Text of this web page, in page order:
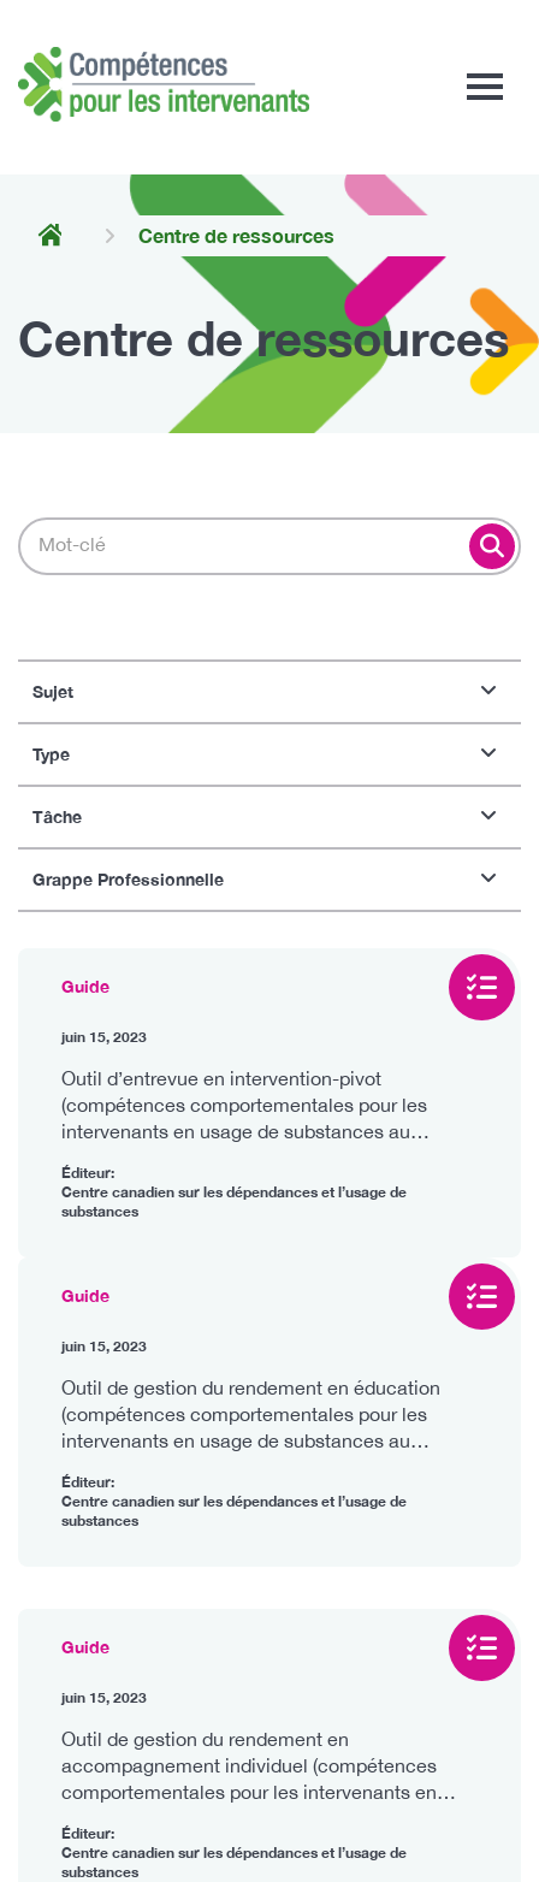
intervenants
Centre de ressources
Centre de ressources
Search
Sujet
Type
Tâche
Grappe Professionnelle
Guide
juin 15, 2023
Outil d’entrevue en intervention-pivot
(compétences comportementales pour les
intervenants en usage de substances au
Éditeur:
Centre canadien sur les dépendances et l’usage de
substances
Guide
juin 15, 2023
Outil de gestion du rendement en éducation
(compétences comportementales pour les
intervenants en usage de substances au
Éditeur:
Centre canadien sur les dépendances et l’usage de
substances
Guide
juin 15, 2023
Outil de gestion du rendement en
accompagnement individuel (compétences
comportementales pour les intervenants en
Éditeur:
Centre canadien sur les dépendances et l’usage de
substances